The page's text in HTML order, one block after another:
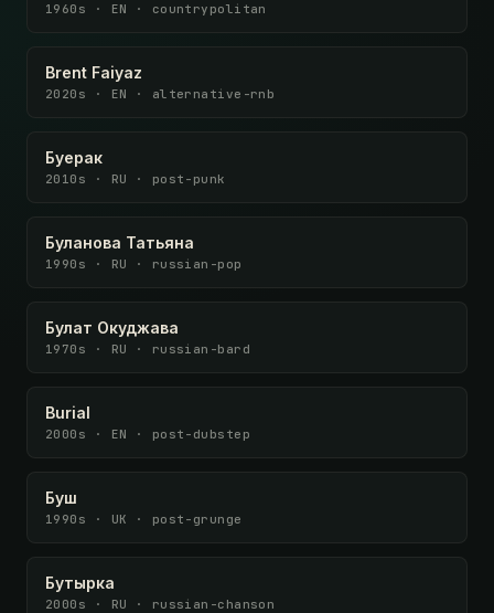
1960s · EN · countrypolitan
Brent Faiyaz
2020s · EN · alternative-rnb
Буерак
2010s · RU · post-punk
Буланова Татьяна
1990s · RU · russian-pop
Булат Окуджава
1970s · RU · russian-bard
Burial
2000s · EN · post-dubstep
Буш
1990s · UK · post-grunge
Бутырка
2000s · RU · russian-chanson